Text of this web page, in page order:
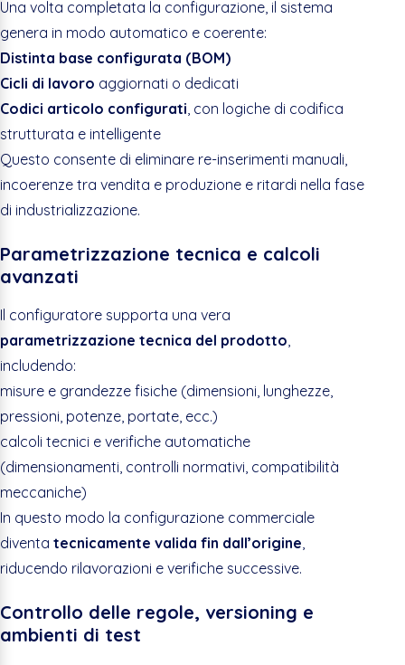
Una volta completata la configurazione, il sistema
genera in modo automatico e coerente:
Distinta base configurata (BOM)
Cicli di lavoro aggiornati o dedicati
Codici articolo configurati, con logiche di codifica
strutturata e intelligente
Questo consente di eliminare re-inserimenti manuali,
incoerenze tra vendita e produzione e ritardi nella fase
di industrializzazione.
Parametrizzazione tecnica e calcoli
avanzati
Il configuratore supporta una vera
parametrizzazione tecnica del prodotto,
includendo:
misure e grandezze fisiche (dimensioni, lunghezze,
pressioni, potenze, portate, ecc.)
calcoli tecnici e verifiche automatiche
(dimensionamenti, controlli normativi, compatibilità
meccaniche)
In questo modo la configurazione commerciale
diventa tecnicamente valida fin dall’origine,
riducendo rilavorazioni e verifiche successive.
Controllo delle regole, versioning e
ambienti di test